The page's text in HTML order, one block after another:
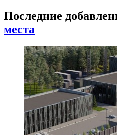
Последние
места